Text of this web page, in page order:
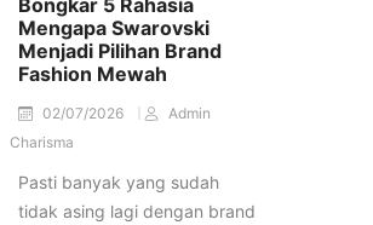
Bongkar 5 Rahasia
Mengapa Swarovski
Menjadi Pilihan Brand
Fashion Mewah
02/07/2026
Admin
Charisma
Pasti banyak yang sudah
tidak asing lagi dengan brand